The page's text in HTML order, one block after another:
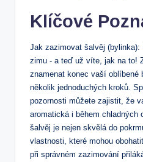
Klíčové⁤
Jak zazimovat šalvěj
zimu -⁢ a teď už víte, ​jak na to!
znamenat⁣ konec vaší ‍oblíbené
několik jednoduchých​ kroků.
pozornosti můžete‌ zajistit, že
aromatická‌ i během⁤ chladných
šalvěj ⁣je nejen skvělá do
vlastnosti,⁢ které‌ mohou
při⁢ správném ‌zazimování